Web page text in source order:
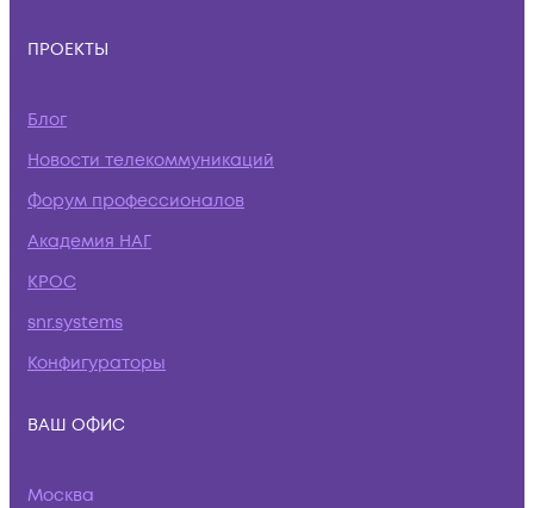
ПРОЕКТЫ
Блог
Новости телекоммуникаций
Форум профессионалов
Академия НАГ
КРОС
snr.systems
Конфигураторы
ВАШ ОФИС
Москва